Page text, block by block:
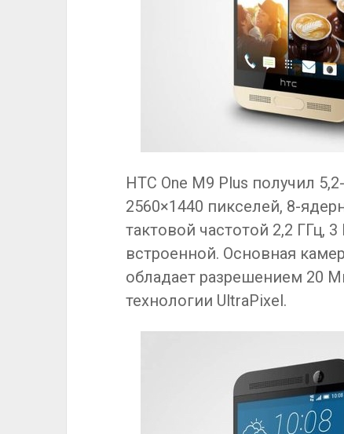
HTC One M9 Plus получил
2560×1440 пикселей, 8-
тактовой частотой 2,2 ГГц,
встроенной. Основная
обладает разрешением 20
технологии UltraPixel.